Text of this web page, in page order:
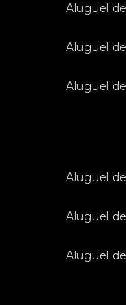
aluguel
aluguel
aluguel
aluguel
aluguel
aluguel